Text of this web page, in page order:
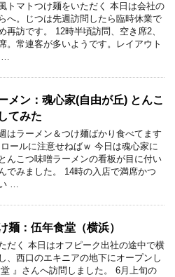
トマトつけ麺をいただく 本日は会社の
へ。じつは先週訪問したら臨時休業で
再訪です。 12時半頃訪問、空き席2、
。常連客が多いようです。レイアウト
…
メン：魂心家(自由が丘) とんこ
てみた
はラーメン＆つけ麺ばかり食べてます
ールに注意せねばｗ 今日は魂心家に
んこつ味噌ラーメンの看板が目に付い
でみました。 14時の入店で満席かつ
…
麺：伍年食堂（横浜）
だく 本日はオフピーク出社の途中で横
、西口のエキニアの地下にオープンし
』さんへ訪問しました。 6月上旬の